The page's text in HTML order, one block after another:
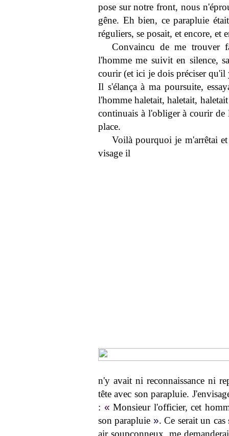
pose sur notre front, nous
gêne. Eh bien, ce parapluie
réguliers, se posait, et encore, et
Convaincu de me trouver
l'homme me suivit en silence,
courir (et ici je dois préciser qu'il
Il s'élança à ma poursuite,
l'homme haletait, haletait,
continuais à l'obliger à courir
place.
Voilà pourquoi je m'arrêtai
visage il
n'y avait ni reconnaissance ni
tête avec son parapluie.
: « Monsieur l'officier, cet
son parapluie ». Ce serait un
air soupçonneux, me